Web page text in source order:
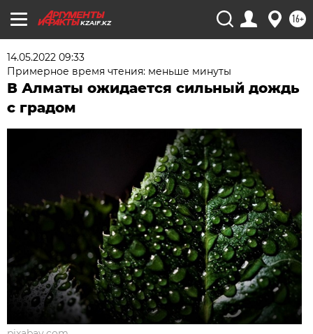
KZAIF.KZ 16+
14.05.2022 09:33
Примерное время чтения: меньше минуты
В Алматы ожидается сильный дождь
с градом